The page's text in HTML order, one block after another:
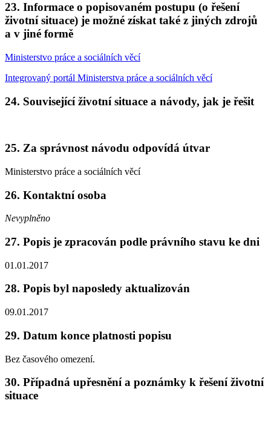
23. Informace o popisovaném postupu (o řešení
životní situace) je možné získat také z jiných zdrojů
a v jiné formě
Ministerstvo práce a sociálních věcí
Integrovaný portál Ministerstva práce a sociálních věcí
24. Související životní situace a návody, jak je řešit
25. Za správnost návodu odpovídá útvar
Ministerstvo práce a sociálních věcí
26. Kontaktní osoba
Nevyplněno
27. Popis je zpracován podle právního stavu ke dni
01.01.2017
28. Popis byl naposledy aktualizován
09.01.2017
29. Datum konce platnosti popisu
Bez časového omezení.
30. Případná upřesnění a poznámky k řešení životní
situace